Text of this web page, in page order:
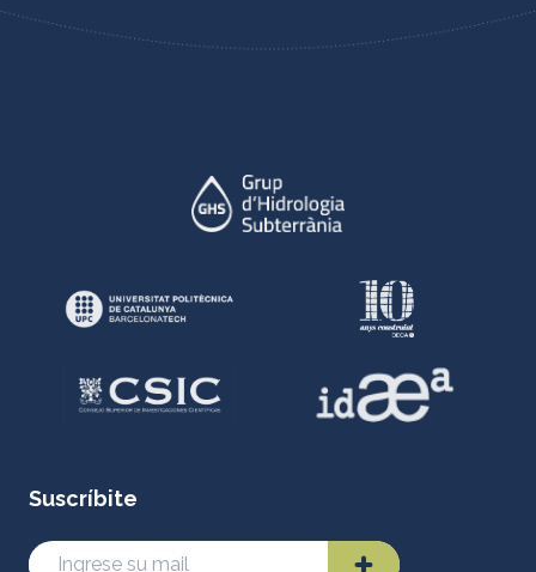
Suscríbite